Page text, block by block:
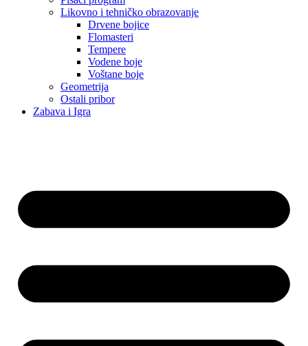
Likovno i tehničko obrazovanje
Drvene bojice
Flomasteri
Tempere
Vodene boje
Voštane boje
Geometrija
Ostali pribor
Zabava i Igra